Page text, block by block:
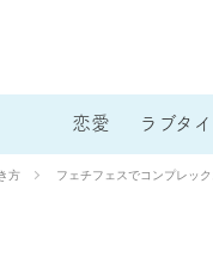
恋愛 ラブタ
方 フェチフェスでコンプレッ